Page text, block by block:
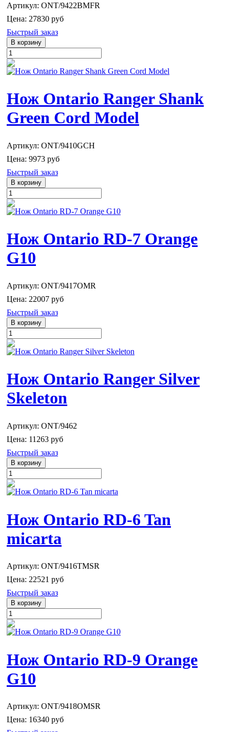
Артикул: ONT/9422BMFR
Цена: 27830 руб
Быстрый заказ
Нож Ontario Ranger Shank
Green Cord Model
Артикул: ONT/9410GCH
Цена: 9973 руб
Быстрый заказ
Нож Ontario RD-7 Orange
G10
Артикул: ONT/9417OMR
Цена: 22007 руб
Быстрый заказ
Нож Ontario Ranger Silver
Skeleton
Артикул: ONT/9462
Цена: 11263 руб
Быстрый заказ
Нож Ontario RD-6 Tan
micarta
Артикул: ONT/9416TMSR
Цена: 22521 руб
Быстрый заказ
Нож Ontario RD-9 Orange
G10
Артикул: ONT/9418OMSR
Цена: 16340 руб